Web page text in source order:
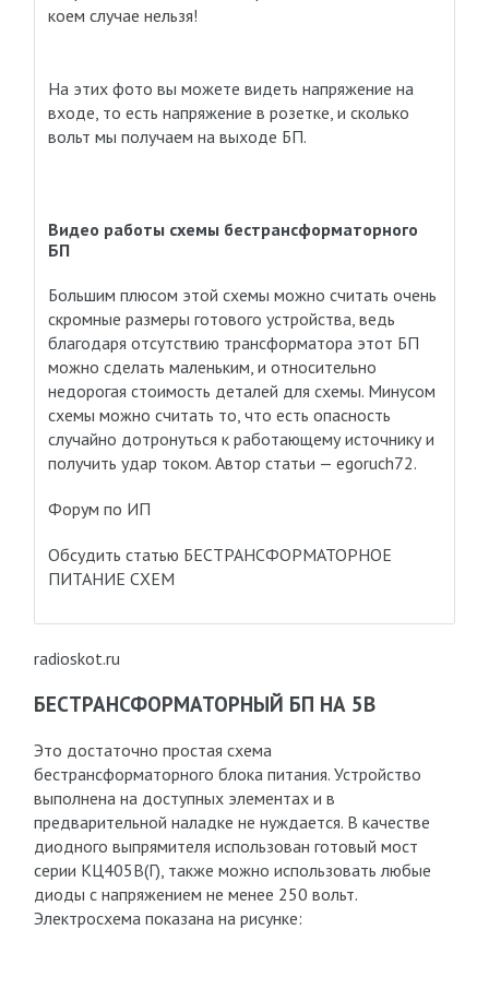
коем случае нельзя!
На этих фото вы можете видеть напряжение на
входе, то есть напряжение в розетке, и сколько
вольт мы получаем на выходе БП.
Видео работы схемы бестрансформаторного
БП
Большим плюсом этой схемы можно считать очень
скромные размеры готового устройства, ведь
благодаря отсутствию трансформатора этот БП
можно сделать маленьким, и относительно
недорогая стоимость деталей для схемы. Минусом
схемы можно считать то, что есть опасность
случайно дотронуться к работающему источнику и
получить удар током. Автор статьи — egoruch72.
Форум по ИП
Обсудить статью БЕСТРАНСФОРМАТОРНОЕ
ПИТАНИЕ СХЕМ
radioskot.ru
БЕСТРАНСФОРМАТОРНЫЙ БП НА 5В
Это достаточно простая схема
бестрансформаторного блока питания. Устройство
выполнена на доступных элементах и в
предварительной наладке не нуждается. В качестве
диодного выпрямителя использован готовый мост
серии КЦ405В(Г), также можно использовать любые
диоды с напряжением не менее 250 вольт.
Электросхема показана на рисунке: